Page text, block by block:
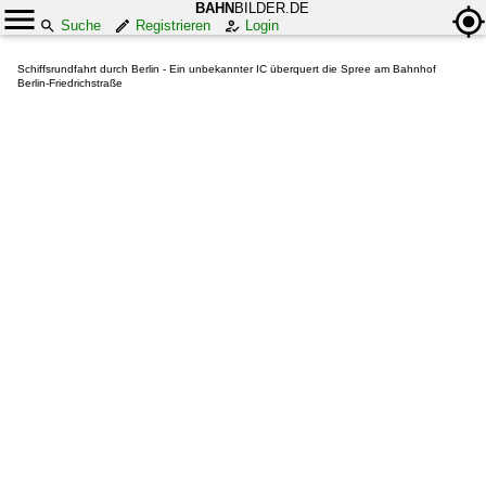
BAHN BILDER.DE
Suche
Registrieren Login
Schiffsrundfahrt durch Berlin - Ein unbekannter IC überquert die Spree am Bahnhof
Berlin-Friedrichstraße